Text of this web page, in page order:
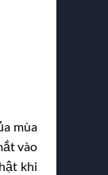
mùa
vào
khi